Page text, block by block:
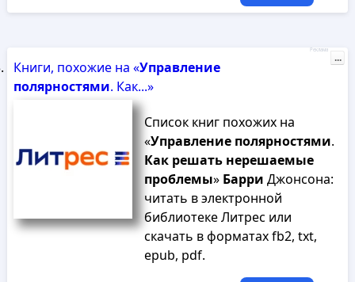
Книги, похожие на «Управление
полярностями. Как...»
Список книг похожих на
«Управление полярностями.
Как решать нерешаемые
проблемы» Барри Джонсона:
читать в электронной
библиотеке Литрес или
скачать в форматах fb2, txt,
epub, pdf.
Реклама
...